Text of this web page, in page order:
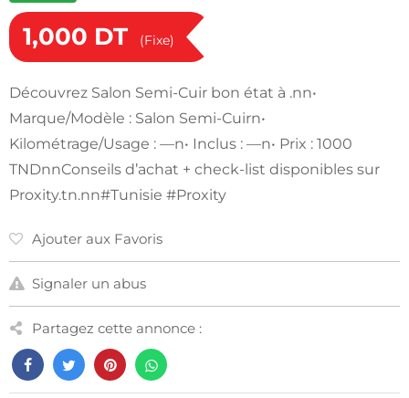
1,000 DT (Fixe)
Découvrez Salon Semi-Cuir bon état à .nn•
Marque/Modèle : Salon Semi-Cuirn•
Kilométrage/Usage : —n• Inclus : —n• Prix : 1000
TNDnnConseils d’achat + check-list disponibles sur
Proxity.tn.nn#Tunisie #Proxity
Ajouter aux Favoris
Signaler un abus
Partagez cette annonce :